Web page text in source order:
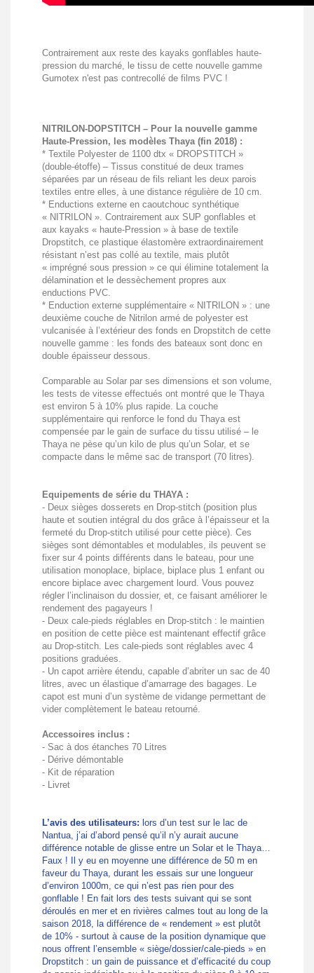
Contrairement aux reste des kayaks gonflables haute-
pression du marché, le tissu de cette nouvelle gamme
Gumotex n'est pas contrecollé de films PVC !
NITRILON-DOPSTITCH – Pour la nouvelle gamme
Haute-Pression, les modèles Thaya (fin 2018) :
* Textile Polyester de 1100 dtx « DROPSTITCH »
(double-étoffe) – Tissus constitué de deux trames
séparées par un réseau de fils reliant les deux parois
textiles entre elles, à une distance régulière de 10 cm.
* Enductions externe en caoutchouc synthétique
« NITRILON ». Contrairement aux SUP gonflables et
aux kayaks « haute-Pression » à base de textile
Dropstitch, ce plastique élastomère extraordinairement
résistant n’est pas collé au textile, mais plutôt
« imprégné sous pression » ce qui élimine totalement la
délamination et le dessèchement propres aux
enductions PVC.
* Enduction externe supplémentaire « NITRILON » : une
deuxième couche de Nitrilon armé de polyester est
vulcanisée à l’extérieur des fonds en Dropstitch de cette
nouvelle gamme : les fonds des bateaux sont donc en
double épaisseur dessous.
Comparable au Solar par ses dimensions et son volume,
les tests de vitesse effectués ont montré que le Thaya
est environ 5 à 10% plus rapide. La couche
supplémentaire qui renforce le fond du Thaya est
compensée par le gain de surface du tissu utilisé – le
Thaya ne pèse qu’un kilo de plus qu’un Solar, et se
compacte dans le même sac de transport (70 litres).
Equipements de série du THAYA :
- Deux sièges dosserets en Drop-stitch (position plus
haute et soutien intégral du dos grâce à l’épaisseur et la
fermeté du Drop-stitch utilisé pour cette pièce). Ces
sièges sont démontables et modulables, ils peuvent se
fixer sur 4 points différents dans le bateau, pour une
utilisation monoplace, biplace, biplace plus 1 enfant ou
encore biplace avec chargement lourd. Vous pouvez
régler l’inclinaison du dossier, et, ce faisant améliorer le
rendement des pagayeurs !
- Deux cale-pieds réglables en Drop-stitch : le maintien
en position de cette pièce est maintenant effectif grâce
au Drop-stitch. Les cale-pieds sont réglables avec 4
positions graduées.
- Un capot arrière étendu, capable d’abriter un sac de 40
litres, avec un élastique d’amarrage des bagages. Le
capot est muni d’un système de vidange permettant de
vider complètement le bateau retourné.
Accessoires inclus :
- Sac à dos étanches 70 Litres
- Dérive démontable
- Kit de réparation
- Livret
L’avis des utilisateurs: lors d’un test sur le lac de
Nantua, j’ai d’abord pensé qu’il n’y aurait aucune
différence notable de glisse entre un Solar et le Thaya…
Faux ! Il y eu en moyenne une différence de 50 m en
faveur du Thaya, durant les essais sur une longueur
d’environ 1000m, ce qui n’est pas rien pour des
gonflable ! En fait lors des tests suivant qui se sont
déroulés en mer et en rivières calmes tout au long de la
saison 2018, la différence de « rendement » est plutôt
de 10% - surtout à cause de la position dynamique que
nous offrent l’ensemble « siège/dossier/cale-pieds » en
Dropstitch : un gain de puissance et d’efficacité du coup